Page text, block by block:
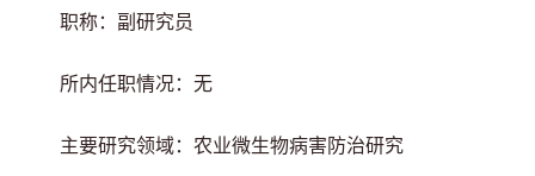
职称：副研究员
所内任职情况：无
主要研究领域：农业微生物病害防治研究